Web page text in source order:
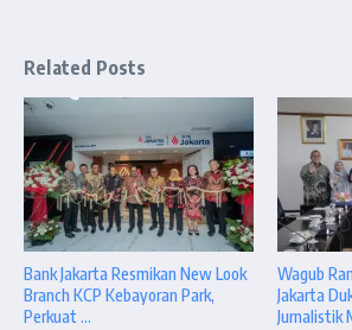
Related Posts
Bank Jakarta Resmikan New Look
Branch KCP Kebayoran Park,
Perkuat ...
Wagub
Jakarta
Jurnalistik